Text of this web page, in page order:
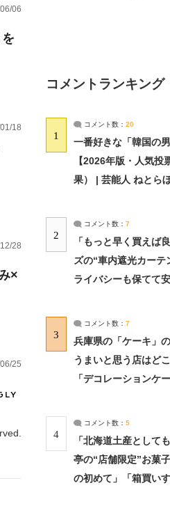
06
18
28
×
25
コメントランキング
1
コメント数： 20
一番好きな「韓国の
【2026年版・人気投
果） | 芸能人 ねとら
2
コメント数： 7
「もっと早く買え
ズの“車内遮光カー
ライバシーも保てて
3
コメント数： 7
兵庫県の「ケーキ」
うまいと思う店はど
「デコレーションケ
4
コメント数： 5
「北海道土産として
亭の“店舗限定”お菓
の初めて」「箱買い